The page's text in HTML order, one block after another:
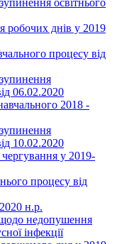
освітнього
робочих днів у 2019
процесу від
06.02.2020
2018 -
10.02.2020
у 2019-
процесу від
н.р.
недопушення
інфекції